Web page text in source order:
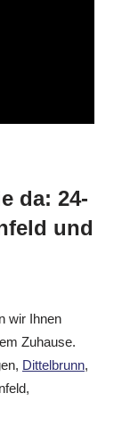
da: 24-
und
wir Ihnen
Zuhause.
Dittelbrunn,